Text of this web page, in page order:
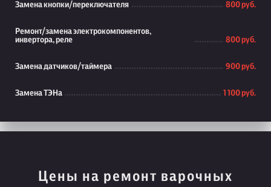
Замена кнопки/переключателя 800 руб.
Ремонт/замена электрокомпонентов,
инвертора, реле
800 руб.
Замена датчиков/таймера 900 руб.
Замена ТЭНа 1 100 руб.
Цены на ремонт варочных